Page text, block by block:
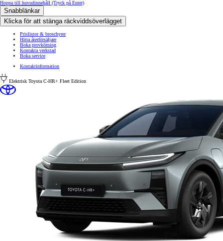
Hoppa till huvudinnehåll (Tryck på Enter)
Snabblänkar
Klicka för att stänga räckviddsöverlägget
Prislistor & broschyrer
Hitta återförsäljare
Boka provkörning
Kontakta verkstad
Boka service
Kontaktinformation
Elektrisk Toyota C-HR+ Fleet Edition